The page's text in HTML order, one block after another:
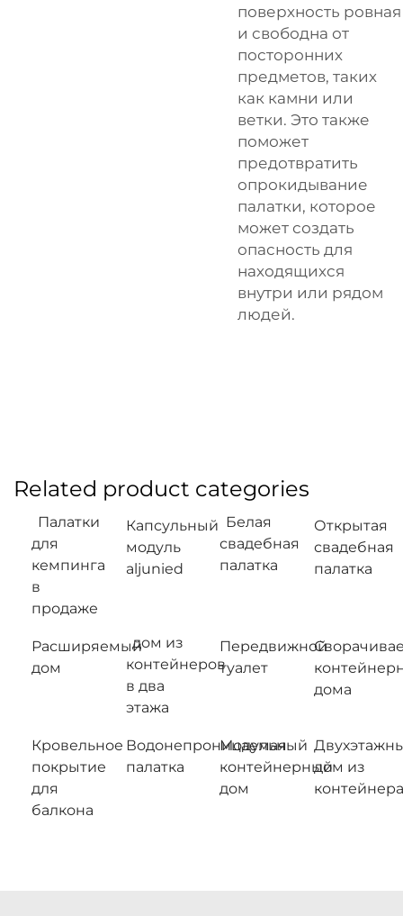
поверхность ровная
и свободна от
посторонних
предметов, таких
как камни или
ветки. Это также
поможет
предотвратить
опрокидывание
палатки, которое
может создать
опасность для
находящихся
внутри или рядом
людей.
Related product categories
Палатки
для
кемпинга
в
продаже
Капсульный
модуль
aljunied
Белая
свадебная
палатка
Открытая
свадебная
палатка
Расширяемый
дом
дом из
контейнеров
в два
этажа
Передвижной
туалет
дома
Кровельное
покрытие
для
балкона
Водонепроницаемая
палатка
Модульный
контейнерный
дом
дом из
контейнера